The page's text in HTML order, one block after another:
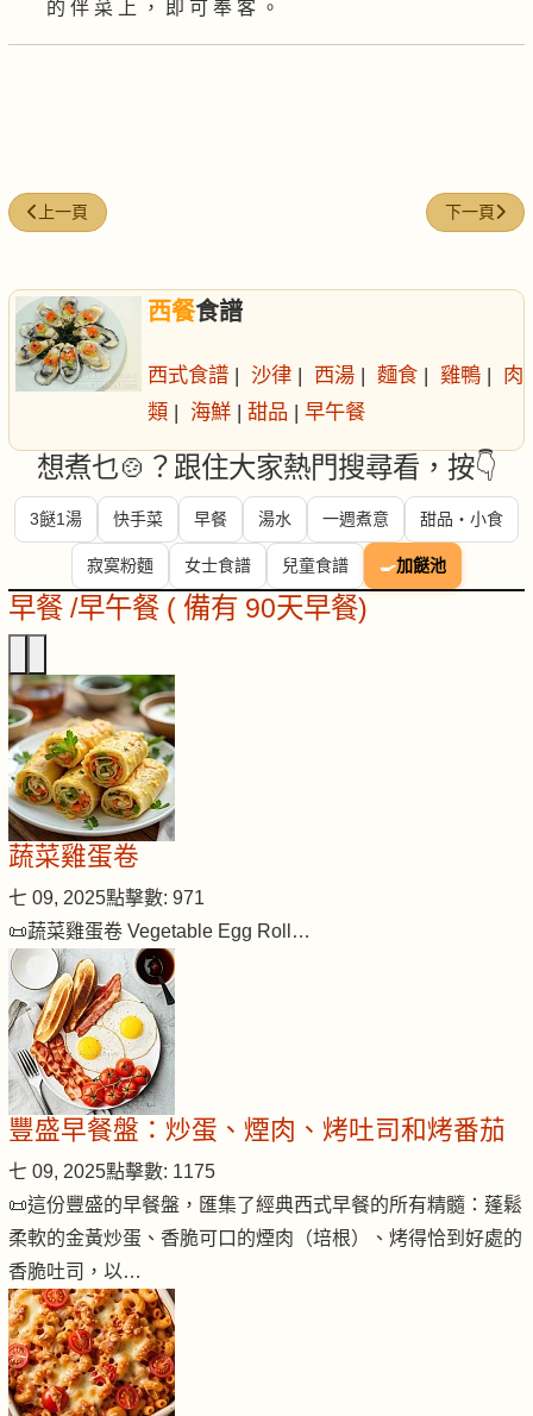
的 伴 菜 上 ， 即 可 奉 客 。
上一篇文章: 惹味韓式炆美國牛肋條
上一頁 下一篇文章
下一頁
西餐食譜
西式食譜 | 沙律 | 西湯 | 麵食 | 雞鴨 | 肉
類 | 海鮮 | 甜品 | 早午餐
想煮乜🍲？跟住大家熱門搜尋看，按👇
3餸1湯 快手菜 早餐 湯水 一週煮意 甜品・小食
寂寞粉麵 女士食譜 兒童食譜 🍳加餸池
早餐 /早午餐 ( 備有 90天早餐)
蔬菜雞蛋卷
七 09, 2025點擊數: 971
📜蔬菜雞蛋卷 Vegetable Egg Roll…
豐盛早餐盤：炒蛋、煙肉、烤吐司和烤番茄
七 09, 2025點擊數: 1175
📜這份豐盛的早餐盤，匯集了經典西式早餐的所有精髓：蓬鬆
柔軟的金黃炒蛋、香脆可口的煙肉（培根）、烤得恰到好處的
香脆吐司，以…